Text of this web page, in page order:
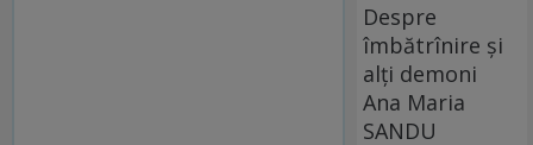
Despre
îmbătrînire și
alți demoni
Ana Maria
SANDU